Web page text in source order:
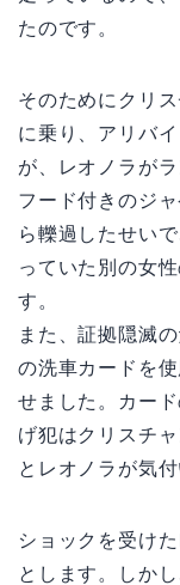
たのです。
そのためにクリ
に乗り、アリバ
が、レオノラが
フード付きのジ
ら轢過したせい
っていた別の女
す。
また、証拠隠滅
の洗車カードを
せました。カー
げ犯はクリスチ
とレオノラが気付
ショックを受け
とします。しか